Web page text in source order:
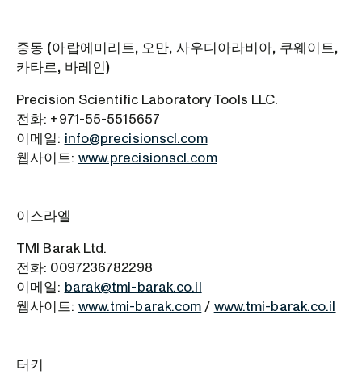
중동 (아랍에미리트, 오만, 사우디아라비아, 쿠웨이트,
카타르, 바레인)
Precision Scientific Laboratory Tools LLC.
전화: +971-55-5515657
이메일: info@precisionscl.com
웹사이트: www.precisionscl.com
이스라엘
TMI Barak Ltd.
전화: 0097236782298
이메일: barak@tmi-barak.co.il
웹사이트: www.tmi-barak.com/ www.tmi-barak.co.il
터키